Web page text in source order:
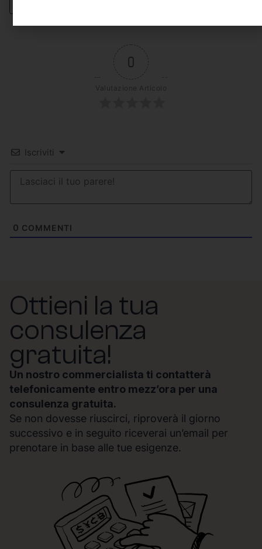
0
Valutazione Articolo
Iscriviti
0 COMMENTI
Ottieni la tua
consulenza
gratuita!
Un nostro commercialista ti contatterà
telefonicamente entro mezz’ora per una
consulenza gratuita.
Se non dovesse riuscirci, riproverà il giorno
successivo e in seguito riceverai un’email per
prenotare in base alle tue esigenze.